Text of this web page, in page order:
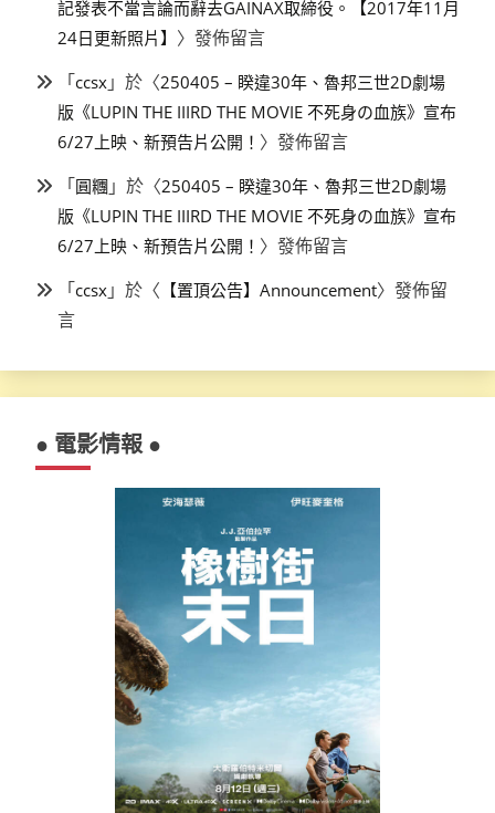
記發表不當言論而辭去GAINAX取締役。【2017年11月
24日更新照片】 〉發佈留言
「ccsx 」於〈250405 – 睽違30年、魯邦三世2D劇場
版《LUPIN THE IIIRD THE MOVIE 不死身の血族》宣布
6/27上映、新預告片公開！ 〉發佈留言
「圓糰 」於〈250405 – 睽違30年、魯邦三世2D劇場
版《LUPIN THE IIIRD THE MOVIE 不死身の血族》宣布
6/27上映、新預告片公開！ 〉發佈留言
「ccsx 」於〈 【置頂公告】Announcement〉發佈留
言
● 電影情報 ●